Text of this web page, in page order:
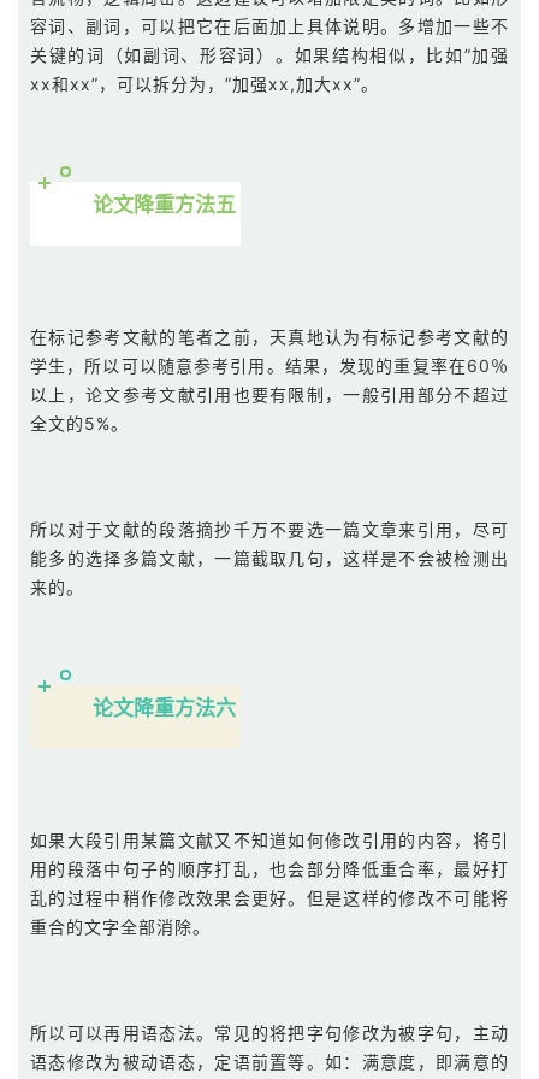
容词、副词，可以把它在后面加上具体说明。多增加一些不
关键的词（如副词、形容词）。如果结构相似，比如”加强
xx和xx”，可以拆分为，”加强xx,加大xx”。
论文降重方法五
在标记参考文献的笔者之前，天真地认为有标记参考文献的
学生，所以可以随意参考引用。结果，发现的重复率在60％
以上，论文参考文献引用也要有限制，一般引用部分不超过
全文的5%。
所以对于文献的段落摘抄千万不要选一篇文章来引用，尽可
能多的选择多篇文献，一篇截取几句，这样是不会被检测出
来的。
论文降重方法六
如果大段引用某篇文献又不知道如何修改引用的内容，将引
用的段落中句子的顺序打乱，也会部分降低重合率，最好打
乱的过程中稍作修改效果会更好。但是这样的修改不可能将
重合的文字全部消除。
所以可以再用语态法。常见的将把字句修改为被字句，主动
语态修改为被动语态，定语前置等。如：满意度，即满意的